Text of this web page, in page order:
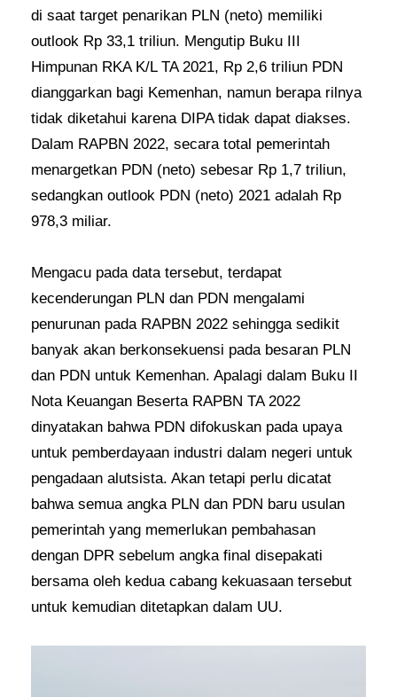
di saat target penarikan PLN (neto) memiliki
outlook Rp 33,1 triliun. Mengutip Buku III
Himpunan RKA K/L TA 2021, Rp 2,6 triliun PDN
dianggarkan bagi Kemenhan, namun berapa rilnya
tidak diketahui karena DIPA tidak dapat diakses.
Dalam RAPBN 2022, secara total pemerintah
menargetkan PDN (neto) sebesar Rp 1,7 triliun,
sedangkan outlook PDN (neto) 2021 adalah Rp
978,3 miliar.
Mengacu pada data tersebut, terdapat
kecenderungan PLN dan PDN mengalami
penurunan pada RAPBN 2022 sehingga sedikit
banyak akan berkonsekuensi pada besaran PLN
dan PDN untuk Kemenhan. Apalagi dalam Buku II
Nota Keuangan Beserta RAPBN TA 2022
dinyatakan bahwa PDN difokuskan pada upaya
untuk pemberdayaan industri dalam negeri untuk
pengadaan alutsista. Akan tetapi perlu dicatat
bahwa semua angka PLN dan PDN baru usulan
pemerintah yang memerlukan pembahasan
dengan DPR sebelum angka final disepakati
bersama oleh kedua cabang kekuasaan tersebut
untuk kemudian ditetapkan dalam UU.